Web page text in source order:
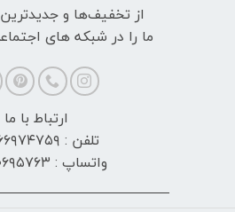
از تخفیف‌ها و
ما را در شبکه های
ارتباط با ما
تلفن : ۶۶۹۷۴۷۵۹-۰۲۱
واتساپ : ۰۶۹۵۷۶۳-۰۹۱۹